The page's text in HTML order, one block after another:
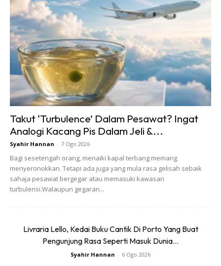
Takut ‘Turbulence’ Dalam Pesawat? Ingat
Analogi Kacang Pis Dalam Jeli &...
Syahir Hannan - 7 Ogo 2026
Bagi sesetengah orang, menaiki kapal terbang memang
menyeronokkan. Tetapi ada juga yang mula rasa gelisah sebaik
sahaja pesawat bergegar atau memasuki kawasan
turbulensi.Walaupun gegaran...
Livraria Lello, Kedai Buku Cantik Di Porto Yang Buat
Pengunjung Rasa Seperti Masuk Dunia...
Syahir Hannan - 6 Ogo 2026